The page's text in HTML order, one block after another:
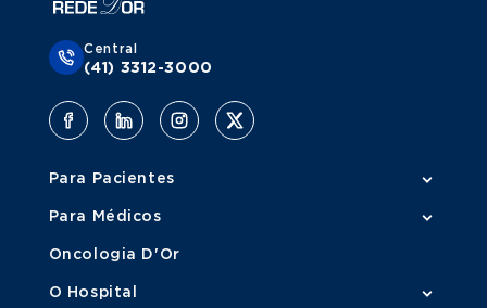
Central
(41) 3312-3000
Para Pacientes
Para Médicos
Oncologia D'Or
O Hospital